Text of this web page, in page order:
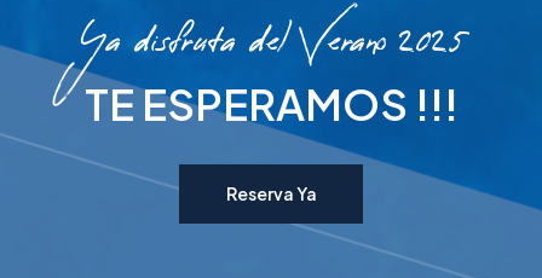
Ya disfruta del Verano 2025
TE ESPERAMOS !!!
Reserva Ya